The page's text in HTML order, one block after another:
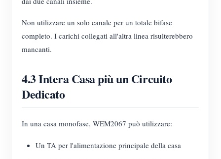
Non utilizzare un solo canale per un totale bifase
completo. I carichi collegati all'altra linea risulterebbero
mancanti.
4.3 Intera Casa più un Circuito
Dedicato
In una casa monofase, WEM2067 può utilizzare:
Un TA per l'alimentazione principale della casa